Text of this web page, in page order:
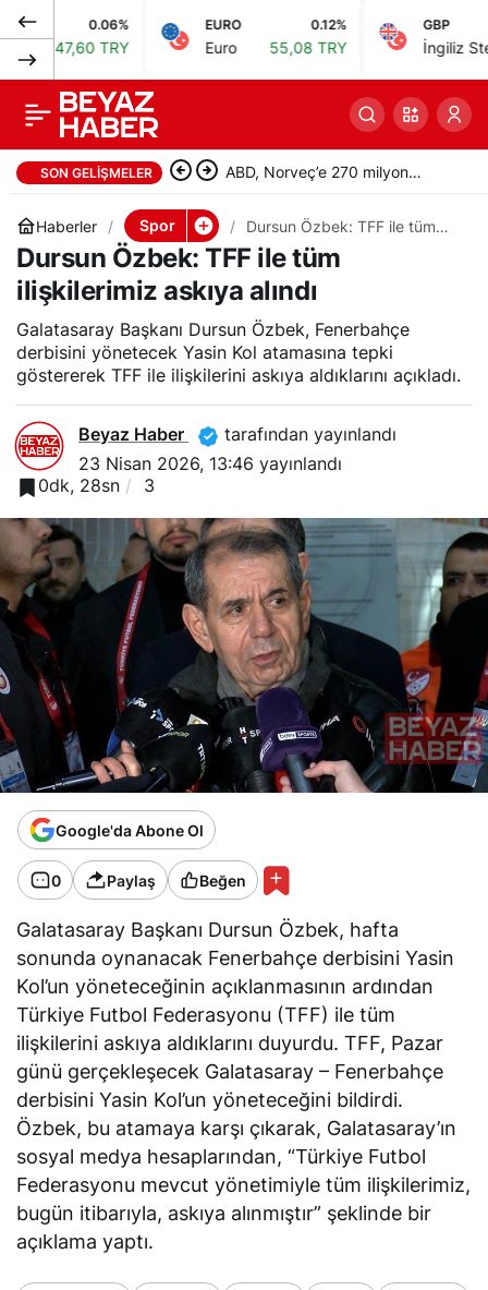
0.06%
47,60 TRY
EURO
Euro 55,08 TRY
GBP
İngiliz Sterlini
SON GELIŞMELER ABD, Norveç’e 270 milyon
dolarlık M795 mermisi satışını
onayladı
Haberler Spor
Dursun Özbek: TFF ile tüm
ilişkilerimiz askıya alındı
Dursun Özbek: TFF ile tüm
ilişkilerimiz askıya alındı
Galatasaray Başkanı Dursun Özbek, Fenerbahçe
derbisini yönetecek Yasin Kol atamasına tepki
göstererek TFF ile ilişkilerini askıya aldıklarını açıkladı.
Beyaz Haber
tarafından yayınlandı
23 Nisan 2026, 13:46 yayınlandı
0dk, 28sn
3
Google'da Abone Ol
0 Paylaş Beğen
Galatasaray Başkanı Dursun Özbek, hafta
sonunda oynanacak Fenerbahçe derbisini Yasin
Kol’un yöneteceğinin açıklanmasının ardından
Türkiye Futbol Federasyonu (TFF) ile tüm
ilişkilerini askıya aldıklarını duyurdu. TFF, Pazar
günü gerçekleşecek Galatasaray – Fenerbahçe
derbisini Yasin Kol’un yöneteceğini bildirdi.
Özbek, bu atamaya karşı çıkarak, Galatasaray’ın
sosyal medya hesaplarından, “Türkiye Futbol
Federasyonu mevcut yönetimiyle tüm ilişkilerimiz,
bugün itibarıyla, askıya alınmıştır” şeklinde bir
açıklama yaptı.
Rıza Kayaalp, Avrupa
şampiyonu olarak
yurda döndü
Paylaş